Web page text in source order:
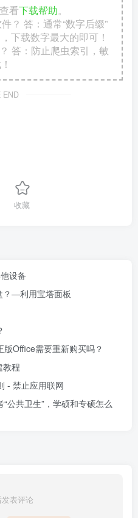
看下载帮助。
？ 答：通常“数字后缀”
下载数字最大的即可！
答：防止爬虫索引，敏
END
收藏
设备
？—利用宝塔面板
Office需要重新购买吗？
程
- 禁止应用联网
公共卫生”，学硕和专硕怎么
表评论